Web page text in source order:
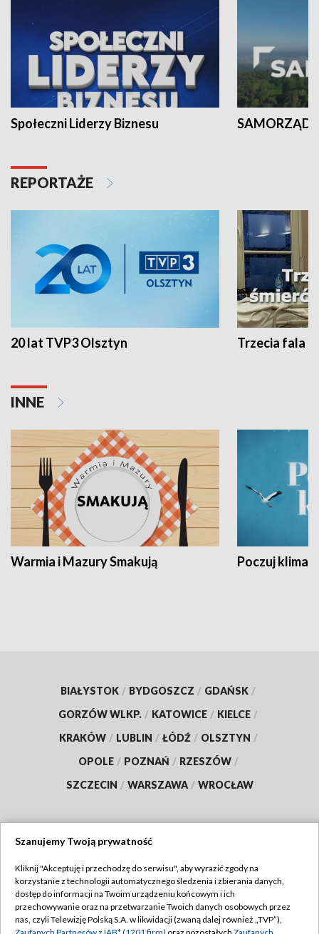
Społeczni Liderzy Biznesu SAMORZĄD
REPORTAŻE
20 lat TVP3 Olsztyn Trzecia fala -
INNE
Warmia i Mazury Smakują Poczuj klimat
BIAŁYSTOK / BYDGOSZCZ / GDAŃSK /
GORZÓW WLKP. / KATOWICE / KIELCE /
KRAKÓW / LUBLIN / ŁÓDŹ / OLSZTYN /
OPOLE / POZNAŃ / RZESZÓW /
SZCZECIN / WARSZAWA / WROCŁAW
TVP
Abonament TVP
Emisja w TVP
Regulamin TVP
Szanujemy Twoją prywatność
Kliknij "Akceptuję i przechodzę do serwisu", aby wyrazić zgody na
korzystanie z technologii automatycznego śledzenia i zbierania danych,
dostęp do informacji na Twoim urządzeniu końcowym i ich
przechowywanie oraz na przetwarzanie Twoich danych osobowych przez
nas, czyli Telewizję Polską S.A. w likwidacji (zwaną dalej również „TVP”),